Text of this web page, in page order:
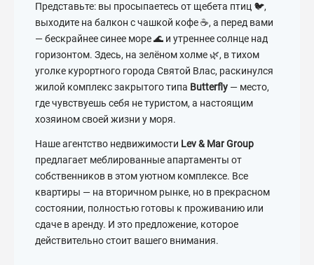
Представьте: вы просыпаетесь от щебета птиц 🐦,
выходите на балкон с чашкой кофе ☕, а перед вами
— бескрайнее синее море 🌊 и утреннее солнце над
горизонтом. Здесь, на зелёном холме 🌿, в тихом
уголке курортного города Святой Влас, раскинулся
жилой комплекс закрытого типа Butterfly — место,
где чувствуешь себя не туристом, а настоящим
хозяином своей жизни у моря.
Наше агентство недвижимости Lev & Mar Group
предлагает меблированные апартаменты от
собственников в этом уютном комплексе. Все
квартиры — на вторичном рынке, но в прекрасном
состоянии, полностью готовы к проживанию или
сдаче в аренду. И это предложение, которое
действительно стоит вашего внимания.